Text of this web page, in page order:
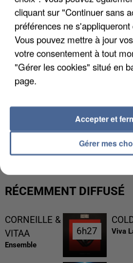
UN SECOND CADRE DE LA
INTERPELLÉ EN ALGÉRIE
RÉCEMMENT DIFFUSÉ
CORNEILLE &
VITAA
Ensemble
6h27
6h27 Viva
cliquant sur "Continuer sans
préférences ne
Vous pouvez mettre à jour
votre consentement à tout
"Gérer les cookies" situé en
page.
Gérer mes
Accepter et